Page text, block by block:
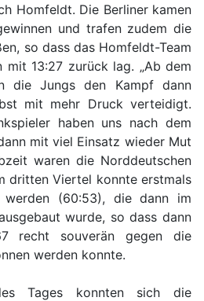
Homfeldt. Die Berliner kamen
und trafen zudem die
so dass das Homfeldt-Team
mit 13:27 zurück lag. „Ab dem
die Jungs den Kampf dann
mit mehr Druck verteidigt.
haben uns nach dem
mit viel Einsatz wieder Mut
waren die Norddeutschen
dritten Viertel konnte erstmals
werden (60:53), die dann im
wurde, so dass dann
recht souverän gegen die
werden konnte.
Tages konnten sich die